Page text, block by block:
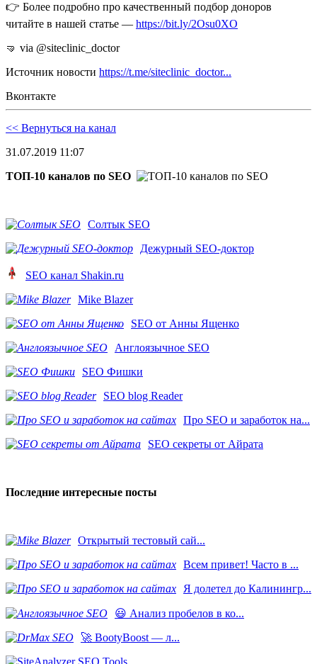
👉 Более подробно про качественный подбор доноров
читайте в нашей статье — https://bit.ly/2Osu0XO
🤜 via @siteclinic_doctor
Источник новости https://t.me/siteclinic_doctor...
Вконтакте
<< Вернуться на канал
31.07.2019 11:07
ТОП-10 каналов по SEO
Солтык SEO
Дежурный SEO-доктор
SEO канал Shakin.ru
Mike Blazer
SEO от Анны Ященко
Англоязычное SEO
SEO Фишки
SEO blog Reader
Про SEO и заработок на...
SEO секреты от Айрата
Последние интересные посты
​Открытый тестовый сай...
Всем привет! Часто в ...
Я долетел до Калинингр...
😃 Анализ пробелов в ко...
🚀 BootyBoost — л...